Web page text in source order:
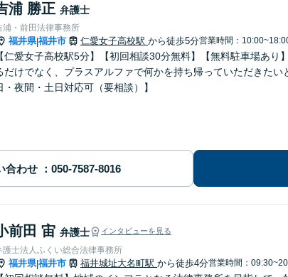
浦 勝正 弁護士
浦・前田法律事務所
福井県|福井市 仁愛女子高校駅 から徒歩5分営業時間：
【仁愛女子高校駅5分】【初回相談30分無料】【無料駐車場あ
だけでなく、プラスアルファで何かを持ち帰っていただきた
・夜間・土日対応可（要相談）】
合わせ
前田 宙 弁護士 インタビューを見る
護士法人ふくい総合法律事務所
福井県|福井市 福井城址大名町駅 から徒歩4分営業時間：